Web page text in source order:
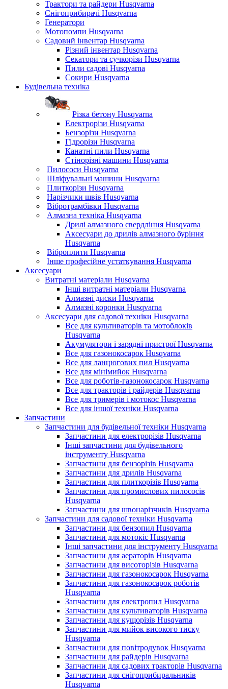
Трактори та райдери Husqvarna
Снігоприбирачі Husqvarna
Генератори
Мотопомпи Husqvarna
Садовий інвентар Husqvarna
Різний інвентар Husqvarna
Секатори та сучкорізи Husqvarna
Пили садові Husqvarna
Сокири Husqvarna
Будівельна техніка
Різка бетону Husqvarna
Електрорізи Husqvarna
Бензорізи Husqvarna
Гідрорізи Husqvarna
Канатні пили Husqvarna
Стінорізні машини Husqvarna
Пилососи Husqvarna
Шліфувальні машини Husqvarna
Плиткорізи Husqvarna
Нарізчики швів Husqvarna
Вібротрамбівки Husqvarna
Алмазна техніка Husqvarna
Дрилі алмазного свердління Husqvarna
Аксесуари до дрилів алмазного буріння
Husqvarna
Віброплити Husqvarna
Інше професійне устаткування Husqvarna
Аксесуари
Витратні матеріали Husqvarna
Інші витратні матеріали Husqvarna
Алмазні диски Husqvarna
Алмазні коронки Husqvarna
Аксесуари для садової техніки Husqvarna
Все для культиваторів та мотоблоків
Husqvarna
Акумулятори і зарядні пристрої Husqvarna
Все для газонокосарок Husqvarna
Все для ланцюгових пил Husqvarna
Все для мінімийок Husqvarna
Все для роботів-газонокосарок Husqvarna
Все для тракторів і райдерів Husqvarna
Все для тримерів і мотокос Husqvarna
Все для іншої техніки Husqvarna
Запчастини
Запчастини для будівельної техніки Husqvarna
Запчастини для електрорізів Husqvarna
Інші запчастини для будівельного
інструменту Husqvarna
Запчастини для бензорізів Husqvarna
Запчастини для дрилів Husqvarna
Запчастини для плиткорізів Husqvarna
Запчастини для промислових пилососів
Husqvarna
Запчастини для швонарізчиків Husqvarna
Запчастини для садової техніки Husqvarna
Запчастини для бензопил Husqvarna
Запчастини для мотокіс Husqvarna
Інші запчастини для інструменту Husqvarna
Запчастини для аераторів Husqvarna
Запчастини для висоторізів Husqvarna
Запчастини для газонокосарок Husqvarna
Запчастини для газонокосарок роботів
Husqvarna
Запчастини для електропил Husqvarna
Запчастини для культиваторів Husqvarna
Запчастини для кущорізів Husqvarna
Запчастини для мийок високого тиску
Husqvarna
Запчастини для повітродувок Husqvarna
Запчастини для райдерів Husqvarna
Запчастини для садових тракторів Husqvarna
Запчастини для снігоприбиральників
Husqvarna